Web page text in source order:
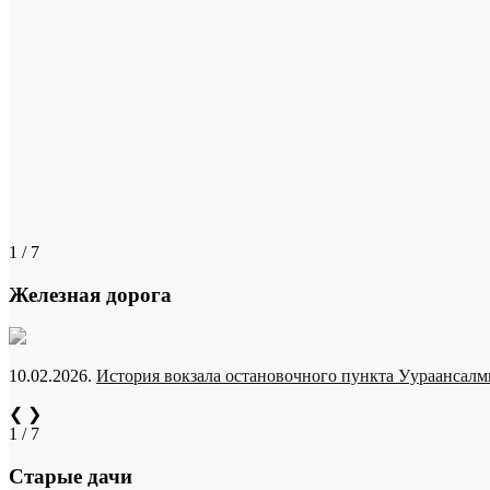
1 / 7
Железная дорога
10.02.2026. История вокзала остановочного пункта
❮ ❯
1 / 7
Старые дачи